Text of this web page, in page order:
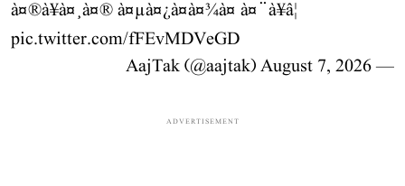
à¤®à¥à¤¸à¤® à¤µà¤¿à¤­à¤¾à¤ à¤¨à¥â¦
pic.twitter.com/fFEvMDVeGD
— AajTak (@aajtak)
August 7, 2026
ADVERTISEMENT